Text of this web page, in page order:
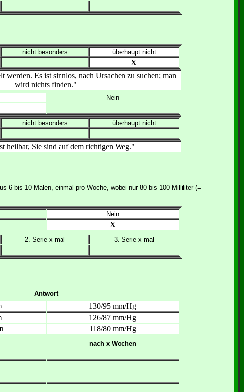
nicht besonders überhaupt nicht
X
werden. Es ist sinnlos, nach Ursachen zu suchen; man
wird nichts finden."
Nein
nicht besonders überhaupt nicht
heilbar, Sie sind auf dem richtigen Weg."
6 bis 10 Malen, einmal pro Woche, wobei nur 80 bis 100 Milliliter (=
Nein
X
2. Serie x mal 3. Serie x mal
Antwort
130/95 mm/Hg
126/87 mm/Hg
118/80 mm/Hg
nach x Wochen